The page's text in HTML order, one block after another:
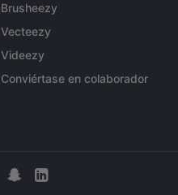
Brusheezy
Vecteezy
Videezy
Conviértase en colaborador